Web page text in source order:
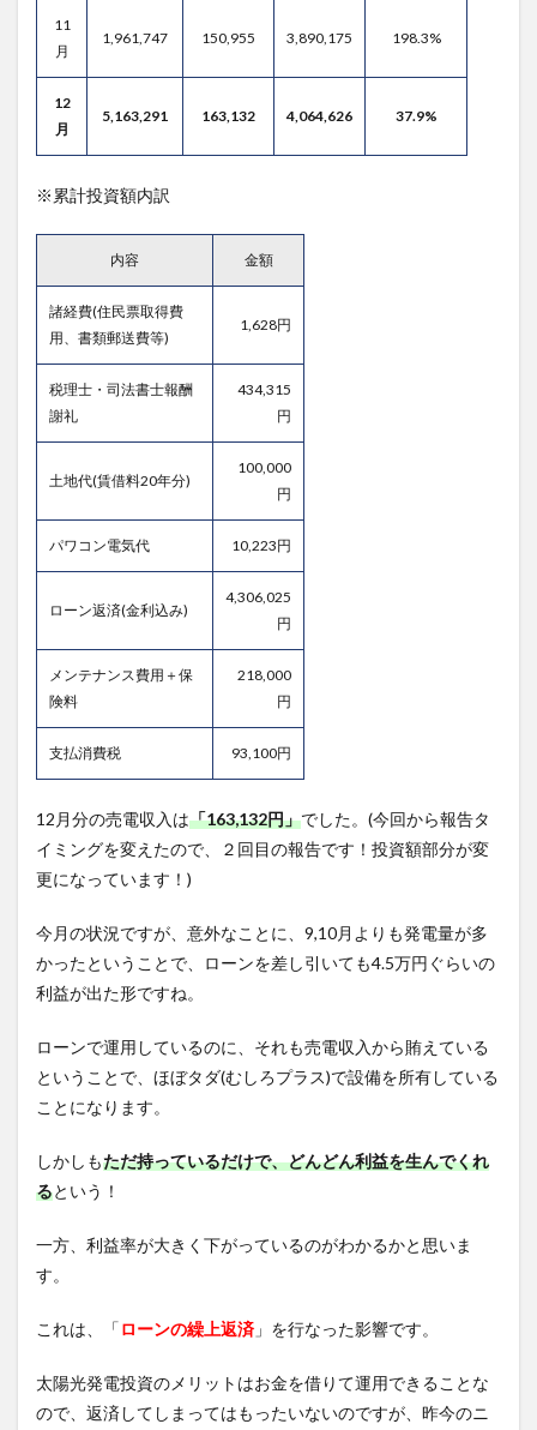
11
月
1,961,747 150,955 3,890,175 198.3%
12
月
5,163,291 163,132 4,064,626 37.9%
※累計投資額内訳
内容 金額
諸経費(住民票取得費
用、書類郵送費等)
1,628円
税理士・司法書士報酬
謝礼
434,315
円
土地代(賃借料20年分)
100,000
円
パワコン電気代 10,223円
ローン返済(金利込み)
4,306,025
円
メンテナンス費用＋保
険料
218,000
円
支払消費税 93,100円
12月分の売電収入は「163,132円」でした。(今回から報告タ
イミングを変えたので、２回目の報告です！投資額部分が変
更になっています！)
今月の状況ですが、意外なことに、9,10月よりも発電量が多
かったということで、ローンを差し引いても4.5万円ぐらいの
利益が出た形ですね。
ローンで運用しているのに、それも売電収入から賄えている
ということで、ほぼタダ(むしろプラス)で設備を所有している
ことになります。
しかしもただ持っているだけで、どんどん利益を生んでくれ
るという！
一方、利益率が大きく下がっているのがわかるかと思いま
す。
これは、「ローンの繰上返済 」を行なった影響です。
太陽光発電投資のメリットはお金を借りて運用できることな
ので、返済してしまってはもったいないのですが、昨今のニ